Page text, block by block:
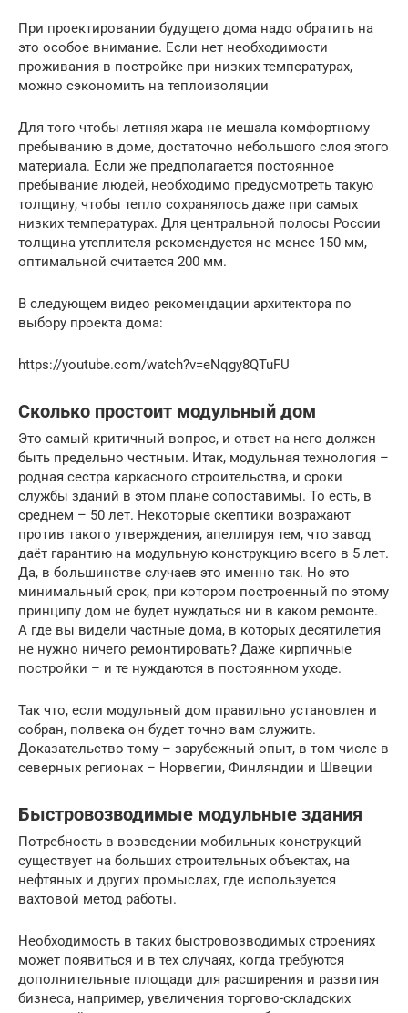
При проектировании будущего дома надо обратить на
это особое внимание. Если нет необходимости
проживания в постройке при низких температурах,
можно сэкономить на теплоизоляции
Для того чтобы летняя жара не мешала комфортному
пребыванию в доме, достаточно небольшого слоя этого
материала. Если же предполагается постоянное
пребывание людей, необходимо предусмотреть такую
толщину, чтобы тепло сохранялось даже при самых
низких температурах. Для центральной полосы России
толщина утеплителя рекомендуется не менее 150 мм,
оптимальной считается 200 мм.
В следующем видео рекомендации архитектора по
выбору проекта дома:
https://youtube.com/watch?v=eNqgy8QTuFU
Сколько простоит модульный дом
Это самый критичный вопрос, и ответ на него должен
быть предельно честным. Итак, модульная технология –
родная сестра каркасного строительства, и сроки
службы зданий в этом плане сопоставимы. То есть, в
среднем – 50 лет. Некоторые скептики возражают
против такого утверждения, апеллируя тем, что завод
даёт гарантию на модульную конструкцию всего в 5 лет.
Да, в большинстве случаев это именно так. Но это
минимальный срок, при котором построенный по этому
принципу дом не будет нуждаться ни в каком ремонте.
А где вы видели частные дома, в которых десятилетия
не нужно ничего ремонтировать? Даже кирпичные
постройки – и те нуждаются в постоянном уходе.
Так что, если модульный дом правильно установлен и
собран, полвека он будет точно вам служить.
Доказательство тому – зарубежный опыт, в том числе в
северных регионах – Норвегии, Финляндии и Швеции
Быстровозводимые модульные здания
Потребность в возведении мобильных конструкций
существует на больших строительных объектах, на
нефтяных и других промыслах, где используется
вахтовой метод работы.
Необходимость в таких быстровозводимых строениях
может появиться и в тех случаях, когда требуются
дополнительные площади для расширения и развития
бизнеса, например, увеличения торгово-складских